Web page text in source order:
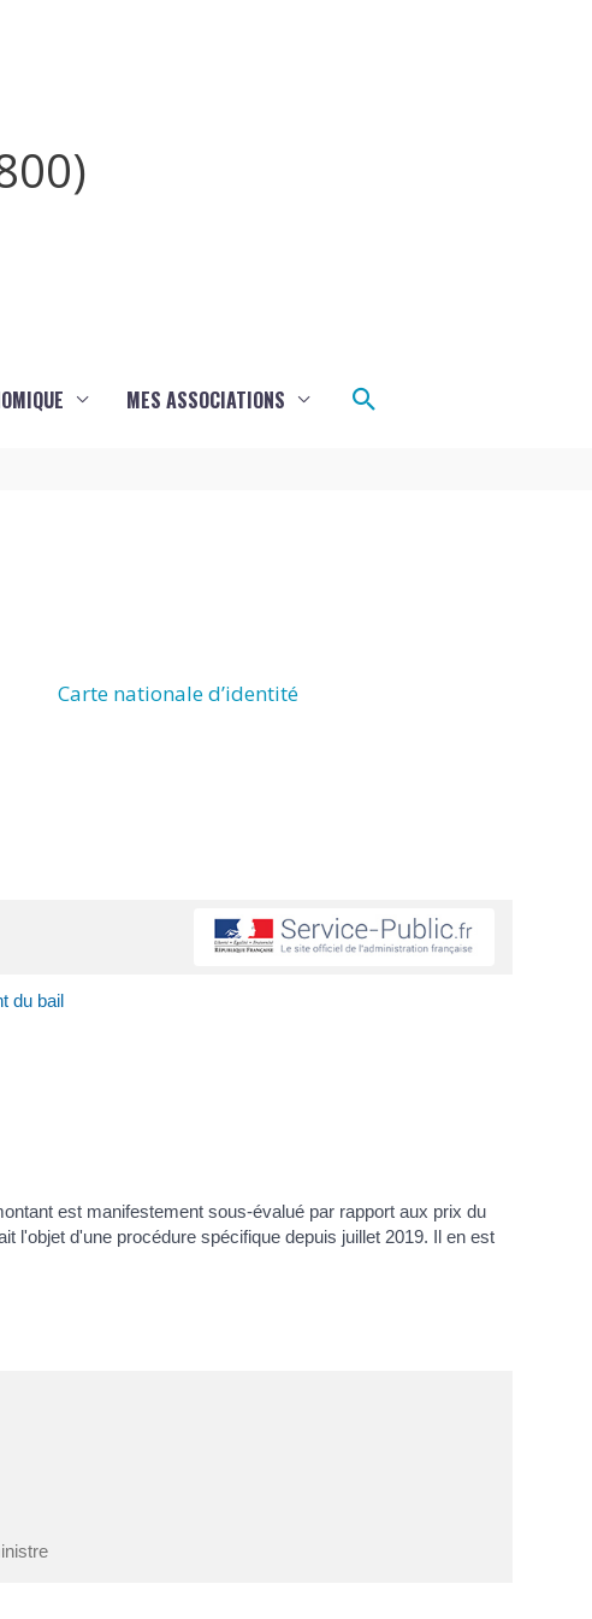
MES ASSOCIATIONS Rechercher
Carte nationale d’identité
du bail
est manifestement sous-évalué par rapport aux prix du
l'objet d'une procédure spécifique depuis juillet 2019. Il en est